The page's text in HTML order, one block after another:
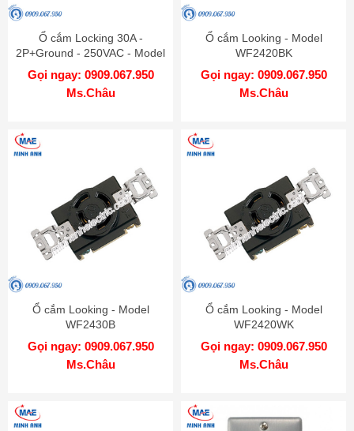
Ổ cắm Locking 30A -
2P+Ground - 250VAC - Model
WF2330B
Gọi ngay: 0909.067.950
Ms.Châu
Ổ cắm Looking - Model
WF2420BK
Gọi ngay: 0909.067.950
Ms.Châu
Ổ cắm Looking - Model
WF2430B
Gọi ngay: 0909.067.950
Ms.Châu
Ổ cắm Looking - Model
WF2420WK
Gọi ngay: 0909.067.950
Ms.Châu